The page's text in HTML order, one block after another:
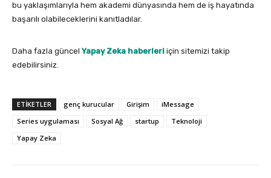
bu yaklaşımlarıyla hem akademi dünyasında hem de iş hayatında
başarılı olabileceklerini kanıtladılar.
Daha fazla güncel Yapay Zeka haberleri için sitemizi takip
edebilirsiniz.
ETIKETLER genç kurucular Girişim
iMessage
Series uygulaması
Sosyal Ağ startup
Teknoloji
Yapay Zeka